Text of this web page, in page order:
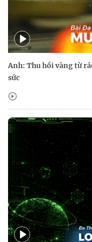
Anh: Thu hồi vàng từ
sức